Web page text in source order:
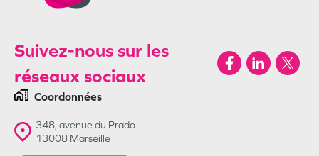
Suivez-nous sur les
réseaux sociaux
Coordonnées
348, avenue du Prado
13008 Marseille